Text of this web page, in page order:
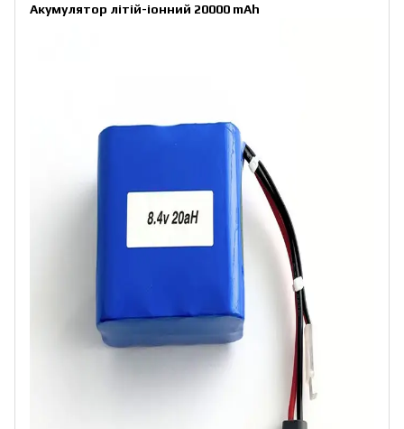
Акумулятор літій-іонний 20000 mAh